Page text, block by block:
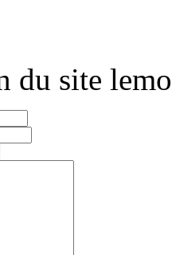
du site